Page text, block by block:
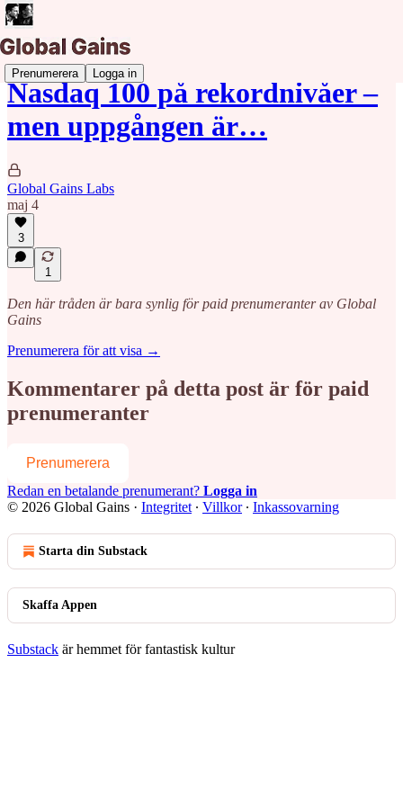
Prenumerera Logga in
Nasdaq 100 på rekordnivåer –
men uppgången är…
Global Gains Labs
maj 4
3
1
Den här tråden är bara synlig för paid prenumeranter av Global
Gains
Prenumerera för att visa →
Kommentarer på detta post är för paid
prenumeranter
Prenumerera
Redan en betalande prenumerant? Logga in
© 2026 Global Gains · Integritet ∙ Villkor∙ Inkassovarning
Starta din Substack
Skaffa Appen
Substack är hemmet för fantastisk kultur